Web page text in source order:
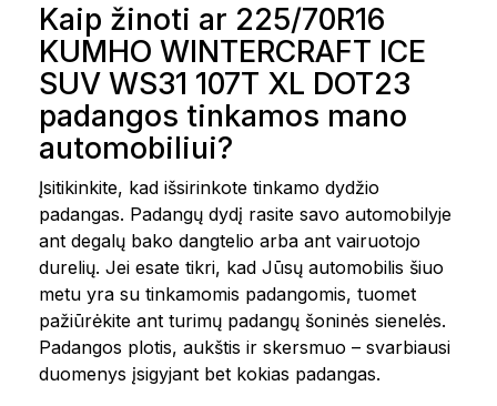
Kaip žinoti ar 225/70R16
KUMHO WINTERCRAFT ICE
SUV WS31 107T XL DOT23
padangos tinkamos mano
automobiliui?
Įsitikinkite, kad išsirinkote tinkamo dydžio
padangas. Padangų dydį rasite savo automobilyje
ant degalų bako dangtelio arba ant vairuotojo
durelių. Jei esate tikri, kad Jūsų automobilis šiuo
metu yra su tinkamomis padangomis, tuomet
pažiūrėkite ant turimų padangų šoninės sienelės.
Padangos plotis, aukštis ir skersmuo – svarbiausi
duomenys įsigyjant bet kokias padangas.